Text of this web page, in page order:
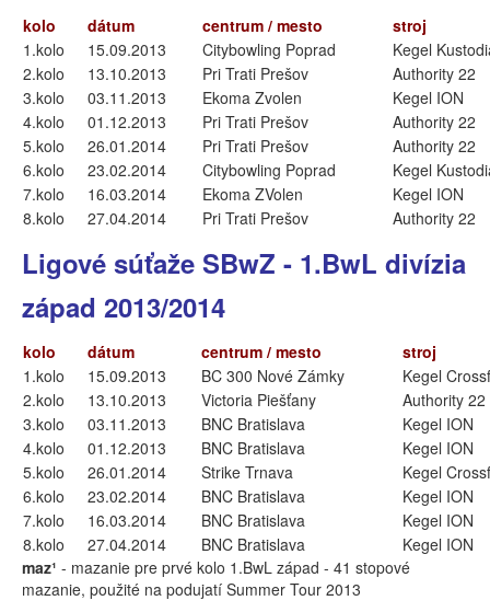
kolo dátum centrum / mesto
stroj
1.kolo
15.09.2013 Citybowling Poprad
Kegel
2.kolo
13.10.2013 Pri Trati Prešov
Authority 22
3.kolo
03.11.2013 Ekoma Zvolen
Kegel ION
4.kolo
01.12.2013 Pri Trati Prešov
Authority 22
5.kolo
26.01.2014 Pri Trati Prešov
Authority 22
6.kolo
23.02.2014 Citybowling Poprad
Kegel
7.kolo
16.03.2014 Ekoma ZVolen
Kegel ION
8.kolo
27.04.2014 Pri Trati Prešov Authority 22
Ligové súťaže SBwZ - 1.BwL divízia
západ 2013/2014
kolo dátum centrum / mesto
stroj
1.kolo
15.09.2013 BC 300 Nové Zámky
Kegel
2.kolo
13.10.2013 Victoria Piešťany
Authority 22
3.kolo
03.11.2013 BNC Bratislava
Kegel ION
4.kolo
01.12.2013 BNC Bratislava
Kegel ION
5.kolo
26.01.2014 Strike Trnava
Kegel
6.kolo
23.02.2014 BNC Bratislava
Kegel ION
7.kolo
16.03.2014 BNC Bratislava
Kegel ION
8.kolo
27.04.2014 BNC Bratislava
Kegel ION
maz¹ - mazanie pre prvé kolo 1.BwL západ - 41 stopové
mazanie, použité na podujatí Summer Tour 2013